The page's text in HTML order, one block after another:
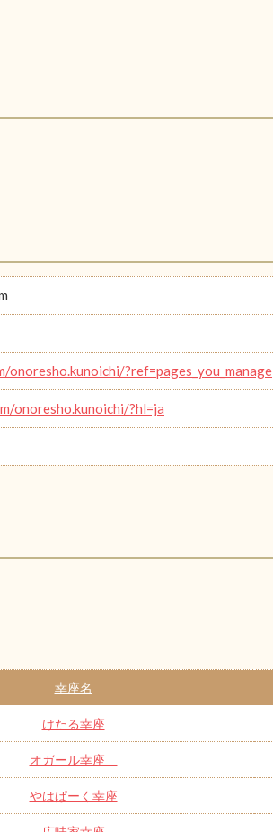
?ref=pages_you_manage
onoresho.kunoichi/?hl=ja
幸座名
けたる幸座
オガール幸座
やはぱーく幸座